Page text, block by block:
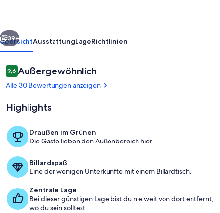
Garten
zwischen
Granada
und
für
Personen
Pool
Weiter
39+
ÜbersichtAusstattungLageRichtlinien
Bewertungen
9,69,6 von 10.
Außergewöhnlich
Alle 30 Bewertungen anzeigen
Highlights
Draußen im Grünen
Die Gäste lieben den Außenbereich hier.
Billardspaß
Eine der wenigen Unterkünfte mit einem Billardtisch.
Zentrale Lage
Bei dieser günstigen Lage bist du nie weit von dort entfernt,
wo du sein solltest.